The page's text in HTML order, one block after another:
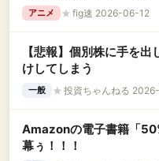
アニメ ★ fig速 2026-06-12
【悲報】個別株に手を
けしてしまう
一般 ★ 投資ちゃんねる
Amazonの電子書籍「
幕ぅ！！！